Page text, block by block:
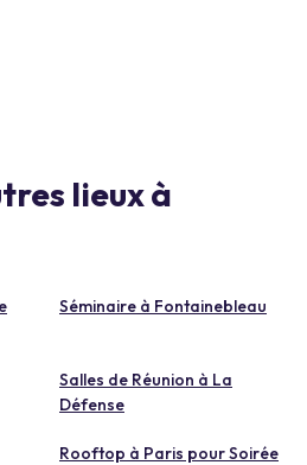
lieux à
Séminaire à Fontainebleau
Salles de Réunion à La
Défense
Rooftop à Paris pour Soirée